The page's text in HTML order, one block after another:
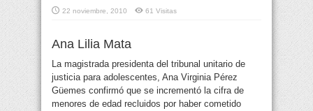
22 noviembre, 2010 61 Visitas
Ana Lilia Mata
La magistrada presidenta del tribunal unitario de
justicia para adolescentes, Ana Virginia Pérez
Güemes confirmó que se incrementó la cifra de
menores de edad recluidos por haber cometido